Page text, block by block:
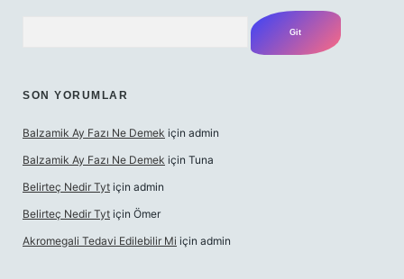
SON YORUMLAR
Balzamik Ay Fazı Ne Demek için admin
Balzamik Ay Fazı Ne Demek için Tuna
Belirteç Nedir Tyt için admin
Belirteç Nedir Tyt için Ömer
Akromegali Tedavi Edilebilir Mi için admin